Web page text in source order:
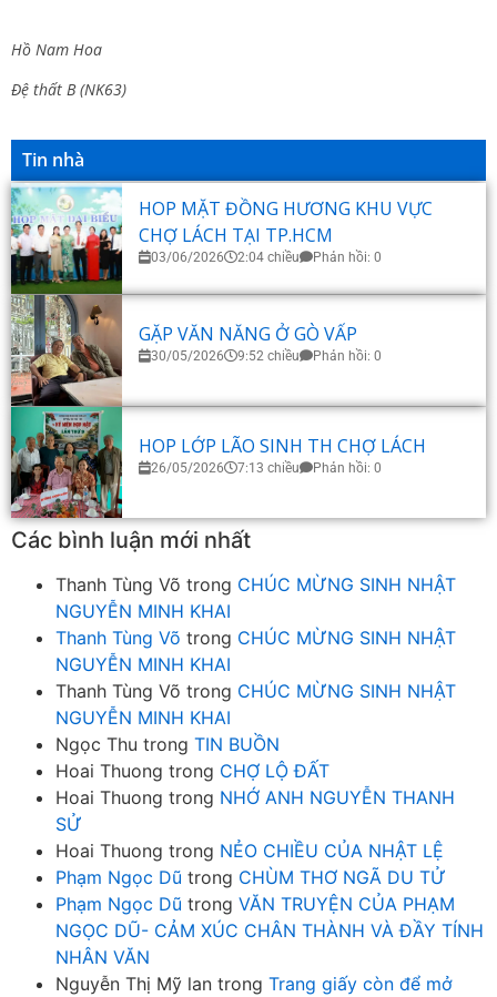
Hồ Nam Hoa
Đệ thất B (NK63)
Tin nhà
HOP MẶT ĐỒNG HƯƠNG KHU VỰC
CHỢ LÁCH TẠI TP.HCM
03/06/2026 2:04 chiều Phản hồi: 0
GẶP VĂN NĂNG Ở GÒ VẤP
30/05/2026 9:52 chiều Phản hồi: 0
HOP LỚP LÃO SINH TH CHỢ LÁCH
26/05/2026 7:13 chiều Phản hồi: 0
Các bình luận mới nhất
Thanh Tùng Võ trong CHÚC MỪNG SINH NHẬT
NGUYỄN MINH KHAI
Thanh Tùng Võ trong CHÚC MỪNG SINH NHẬT
NGUYỄN MINH KHAI
Thanh Tùng Võ trong CHÚC MỪNG SINH NHẬT
NGUYỄN MINH KHAI
Ngọc Thu trong TIN BUỒN
Hoai Thuong trong CHỢ LỘ ĐẤT
Hoai Thuong trong NHỚ ANH NGUYỄN THANH
SỬ
Hoai Thuong trong NẺO CHIỀU CỦA NHẬT LỆ
Phạm Ngọc Dũ trong CHÙM THƠ NGÃ DU TỬ
Phạm Ngọc Dũ trong VĂN TRUYỆN CỦA PHẠM
NGỌC DŨ- CẢM XÚC CHÂN THÀNH VÀ ĐẦY TÍNH
NHÂN VĂN
Nguyễn Thị Mỹ lan trong Trang giấy còn để mở